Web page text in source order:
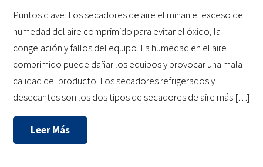
Puntos clave: Los secadores de aire eliminan el exceso de
humedad del aire comprimido para evitar el óxido, la
congelación y fallos del equipo. La humedad en el aire
comprimido puede dañar los equipos y provocar una mala
calidad del producto. Los secadores refrigerados y
desecantes son los dos tipos de secadores de aire más […]
Leer Más